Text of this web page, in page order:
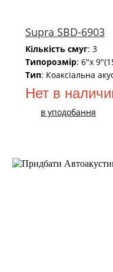
Supra SBD-6903
Кількість смуг: 3
Типорозмір: 6"x
Тип: Коаксіальна
Нет в
в уподобання